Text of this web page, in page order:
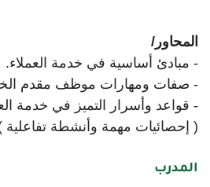
المحاور/
- مبادئ أساسية في خدمة العملاء.
- صفات ومهارات موظف مقدم
- قواعد وأسرار التميز في خدمة
( إحصائيات مهمة وأنشطة تفاعلية
المدرب